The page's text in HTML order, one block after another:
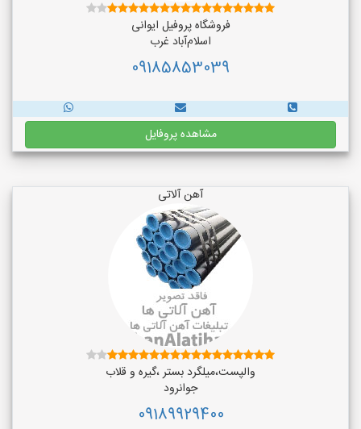
فروشگاه پروفیل ایوانی
اسلام‌آباد غرب
09185853039
مشاهده پروفایل
آهن آلاتی
والپست،میلگرد بستر ،گیره و قلاب
جوانرود
09189929400